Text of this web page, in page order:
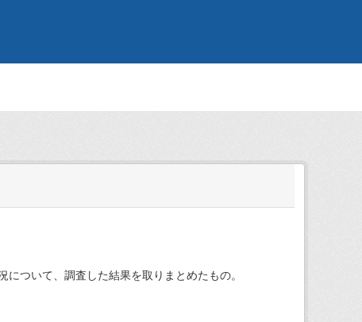
ついて、調査した結果を取りまとめたもの。